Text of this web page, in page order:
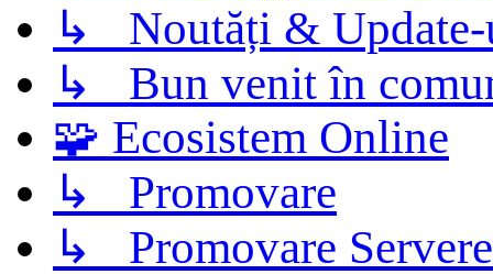
↳ Noutăți &
↳ Bun venit în
🧩 Ecosistem Online
↳ Promovare
↳ Promovare Servere